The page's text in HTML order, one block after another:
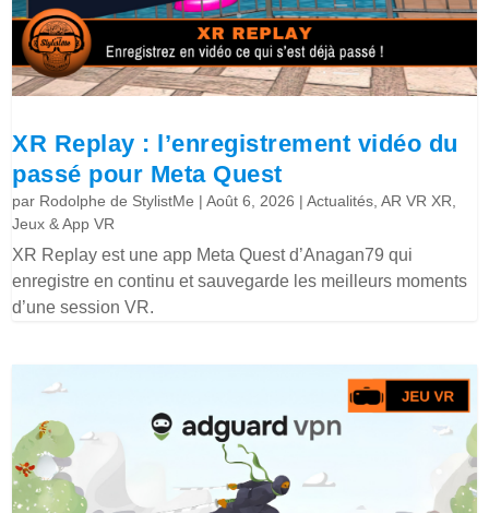
XR Replay : l’enregistrement vidéo du
passé pour Meta Quest
par Rodolphe de StylistMe |Août 6, 2026 |Actualités ,AR VR XR
Jeux & App VR
XR Replay est une app Meta Quest d’Anagan79 qui
enregistre en continu et sauvegarde les meilleurs moments
d’une session VR.